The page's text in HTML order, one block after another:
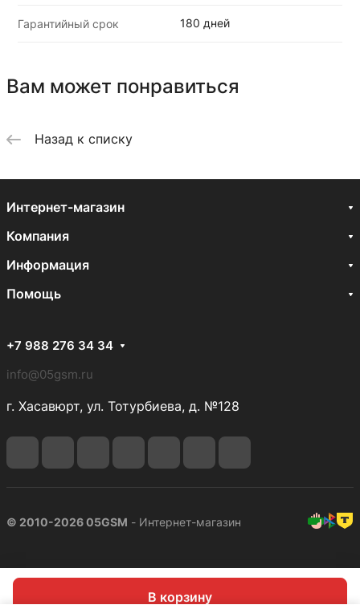
В корзину
Гарантийный срок 180 дней
Вам может понравиться
Назад к списку
Интернет-магазин
Компания
Информация
Помощь
+7 988 276 34 34
info@05gsm.ru
г. Хасавюрт, ул. Тотурбиева, д. №128
© 2010-2026 05GSM - Интернет-магазин